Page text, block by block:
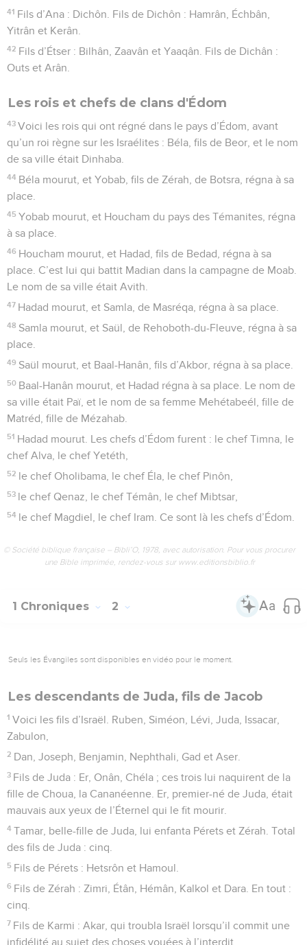
41 Fils d’Ana : Dichôn. Fils de Dichôn : Hamrân, Échbân,
Yitrân et Kerân.
42 Fils d’Étser : Bilhân, Zaavân et Yaaqân. Fils de Dichân :
Outs et Arân.
Les rois et chefs de clans d'Édom
43 Voici les rois qui ont régné dans le pays d’Édom, avant
qu’un roi règne sur les Israélites : Béla, fils de Beor, et le nom
de sa ville était Dinhaba.
44 Béla mourut, et Yobab, fils de Zérah, de Botsra, régna à sa
place.
45 Yobab mourut, et Houcham du pays des Témanites, régna
à sa place.
46 Houcham mourut, et Hadad, fils de Bedad, régna à sa
place. C’est lui qui battit Madian dans la campagne de Moab.
Le nom de sa ville était Avith.
47 Hadad mourut, et Samla, de Masréqa, régna à sa place.
48 Samla mourut, et Saül, de Rehoboth-du-Fleuve, régna à sa
place.
49 Saül mourut, et Baal-Hanân, fils d’Akbor, régna à sa place.
50 Baal-Hanân mourut, et Hadad régna à sa place. Le nom de
sa ville était Paï, et le nom de sa femme Mehétabeél, fille de
Matréd, fille de Mézahab.
51 Hadad mourut. Les chefs d’Édom furent : le chef Timna, le
chef Alva, le chef Yetéth,
52 le chef Oholibama, le chef Éla, le chef Pinôn,
53 le chef Qenaz, le chef Témân, le chef Mibtsar,
54 le chef Magdiel, le chef Iram. Ce sont là les chefs d’Édom.
© Société biblique française – Bibli’O, 1978, avec autorisation. Pour vous procurer
une Bible imprimée, rendez-vous sur www.editionsbiblio.fr
1 Chroniques 2
Seuls les Évangiles sont disponibles en vidéo pour le moment.
Les descendants de Juda, fils de Jacob
1 Voici les fils d’Israël. Ruben, Siméon, Lévi, Juda, Issacar,
Zabulon,
2 Dan, Joseph, Benjamin, Nephthali, Gad et Aser.
3 Fils de Juda : Er, Onân, Chéla ; ces trois lui naquirent de la
fille de Choua, la Cananéenne. Er, premier-né de Juda, était
mauvais aux yeux de l’Éternel qui le fit mourir.
4 Tamar, belle-fille de Juda, lui enfanta Pérets et Zérah. Total
des fils de Juda : cinq.
5 Fils de Pérets : Hetsrôn et Hamoul.
6 Fils de Zérah : Zimri, Étân, Hémân, Kalkol et Dara. En tout :
cinq.
7 Fils de Karmi : Akar, qui troubla Israël lorsqu’il commit une
infidélité au sujet des choses vouées à l’interdit.